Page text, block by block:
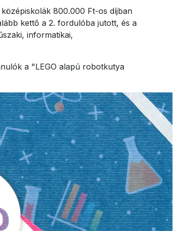
800.000 Ft-os díjban
kettő a 2. fordulóba jutott, és a
informatikai,
a "LEGO alapú robotkutya